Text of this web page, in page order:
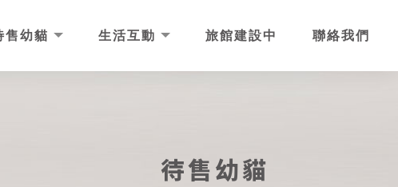
售幼貓 生活互動 旅館建設中 聯絡我們
待售幼貓